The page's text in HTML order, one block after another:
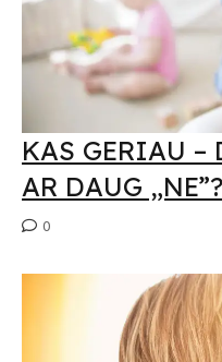
KAS GERIAU –
AR DAUG „NE”?
0